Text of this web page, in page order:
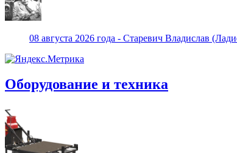
08 августа 2026 года - Старевич Владислав
Оборудование и техника